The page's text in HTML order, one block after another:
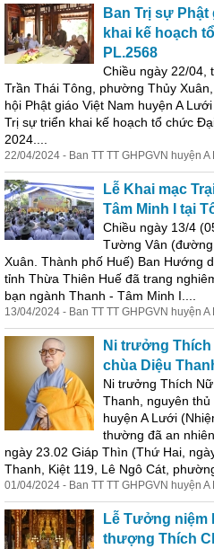
Ban Trị sự
khai kế hoạch
PL.2568
Chiều ngày 22/04,
Trần Thái Tông, phường Thủy Xuân
hội Phật giáo Việt Nam huyện A
Trị sự triển khai kế hoạch tổ chức
2024....
22/04/2024 - Ban TT TT GHPGVN huyện
Lễ Khai mạc
Tâm Minh I tại
Chiều ngày 13/4
Tường Vân
Xuân Thành phố Huế) Ban Hướng
tỉnh Thừa Thiên Huế đã trang
bạn ngành Thanh - Tâm Minh I....
13/04/2024 - Ban TT TT GHPGVN huyện
Ni trưởng
chùa Diệu
Ni trưởng Thích
Thanh, nguyên
huyện A Lưới
thường đã an
ngày 23.02 Giáp Thìn (Thứ Hai,
Thanh, Kiệt 119, Lê Ngô Cát,
01/04/2024 - Ban TT TT GHPGVN huyện
Lễ Tưởng niệm
thượng Thích